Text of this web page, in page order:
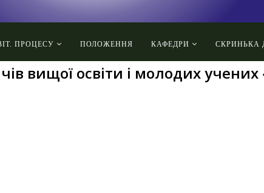
ПРОЦЕСУ ПОЛОЖЕННЯ КАФЕДРИ СКРИНЬКА
вищої освіти і молодих учених